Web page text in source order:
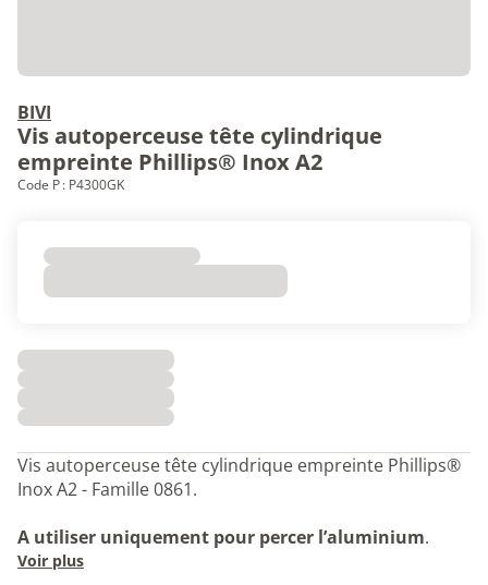
BIVI
Vis autoperceuse tête cylindrique
empreinte Phillips® Inox A2
Code P : P4300GK
Vis autoperceuse tête cylindrique empreinte Phillips®
Inox A2 - Famille 0861.
A utiliser uniquement pour percer l’aluminium.
Voir plus